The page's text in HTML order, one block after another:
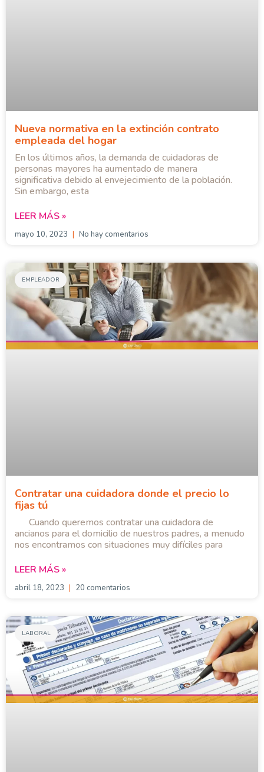
Nueva normativa en la extinción contrato
empleada del hogar
En los últimos años, la demanda de cuidadoras de
personas mayores ha aumentado de manera
significativa debido al envejecimiento de la población.
Sin embargo, esta
LEER MÁS »
mayo 10, 2023 No hay comentarios
EMPLEADOR
Contratar una cuidadora donde el precio lo
fijas tú
Cuando queremos contratar una cuidadora de
ancianos para el domicilio de nuestros padres, a menudo
nos encontramos con situaciones muy difíciles para
LEER MÁS »
abril 18, 2023 20 comentarios
LABORAL